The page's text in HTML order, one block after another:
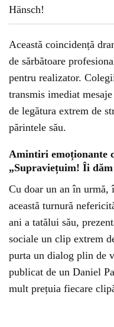
Această coincidență
de sărbătoare
pentru realizator.
transmis imediat
de legătura extrem de
părintele său.
Amintiri emoționante
„Supraviețuim! Îi
Cu doar un an în
această turnură
ani a tatălui său,
sociale un clip extrem
purta un dialog plin de
publicat de un Daniel
mult prețuia fiecare